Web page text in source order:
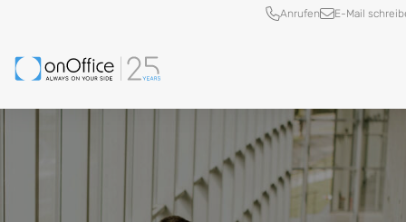
Schnellzugriff
Anrufen E-Mail